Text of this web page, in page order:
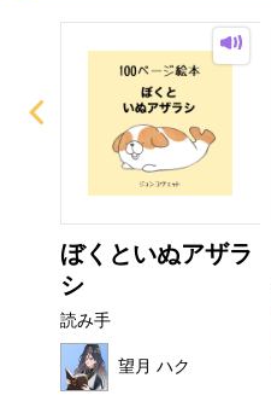
ぼくといぬアザラ
シ
読み手
望月 ハク